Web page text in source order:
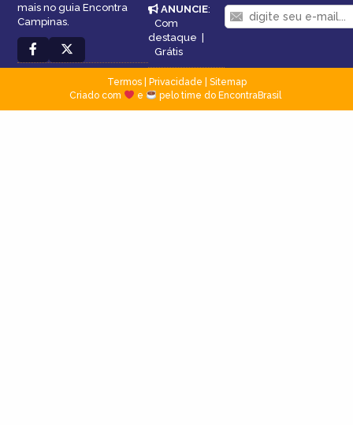
mais no guia Encontra
Campinas.
ANUNCIE:
Com
destaque |
Grátis
Termos| Privacidade
Sitemap
Criado com
e pelo time do EncontraBrasil